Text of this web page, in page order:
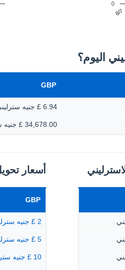
8/7
0
GBP
6.94 £ جنيه سترليني
34,678.00 £ جنيه سترليني
أسعار
GBP
2 £ جنيه سترليني
5 £ جنيه سترليني
10 £ جنيه سترليني